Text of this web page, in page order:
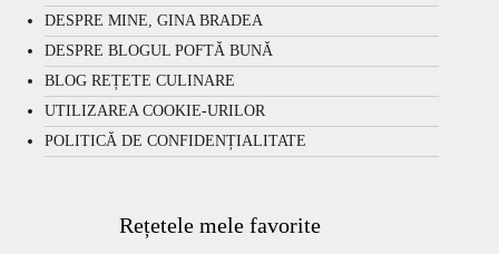
DESPRE MINE, GINA BRADEA
DESPRE BLOGUL POFTĂ BUNĂ
BLOG REȚETE CULINARE
UTILIZAREA COOKIE-URILOR
POLITICĂ DE CONFIDENȚIALITATE
Rețetele mele favorite